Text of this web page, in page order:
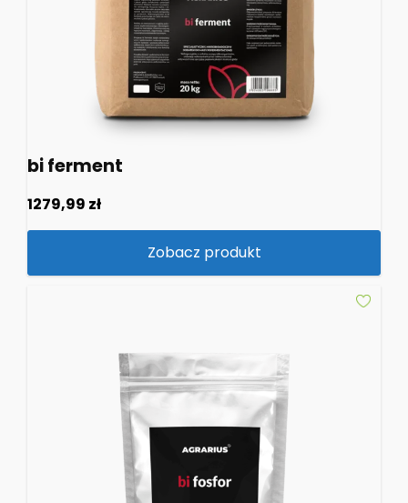
bi ferment
1279,99 zł
Zobacz produkt